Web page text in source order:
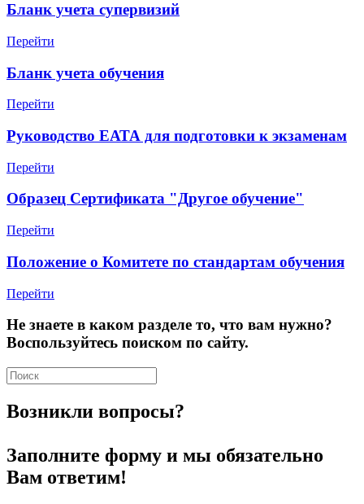
Бланк учета супервизий
Перейти
Бланк учета обучения
Перейти
Руководство ЕАТА для подготовки к экзаменам
Перейти
Образец Сертификата "Другое обучение"
Перейти
Положение о Комитете по стандартам обучения
Перейти
Не знаете в каком разделе то, что вам нужно?
Воспользуйтесь поиском по сайту.
Возникли вопросы?
Заполните форму и мы обязательно
Вам ответим!